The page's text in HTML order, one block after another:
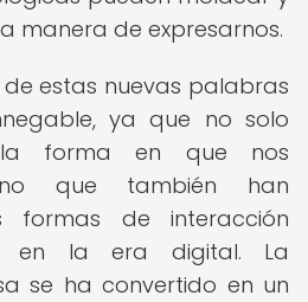
manera de expresarnos.
estas nuevas palabras
ya que no solo
forma en que nos
que también han
formas de interacción
en la era digital. La
se ha convertido en un